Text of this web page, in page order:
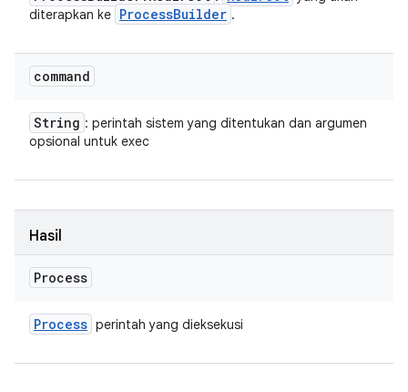
diterapkan ke ProcessBuilder .
command
String : perintah sistem yang ditentukan dan argumen
opsional untuk exec
Hasil
Process
Process perintah yang dieksekusi